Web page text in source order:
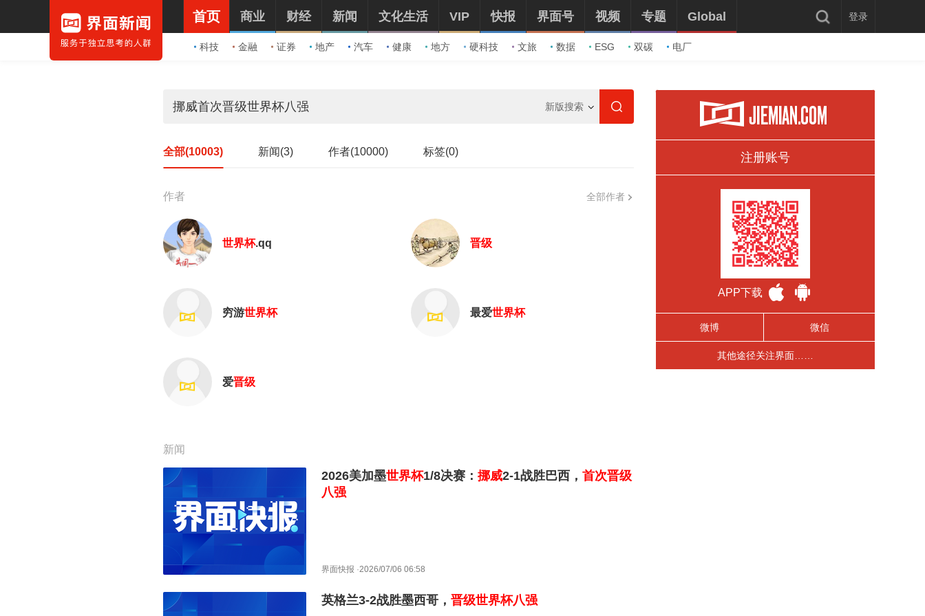
首页
科技 金融 证券 地产 汽车 健康 地方 硬科技 文旅 数据 ESG 双碳 电厂
商业 财经 新闻 文化生活 VIP 快报 界面号 视频 专题 Global 登录
新版搜索
全部(10003) 新闻(3) 作者(10000) 标签(0)
作者 全部作者
世界杯.qq 晋级
穷游世界杯 最爱世界杯
爱晋级
新闻
2026美加墨世界杯1/8决赛： 挪威2-1战胜巴西， 首次晋级
八强
界面快报 ·2026/07/06 06:58
英格兰3-2战胜墨西哥， 晋级世界杯八强
注册账号
APP下载
微博 微信
其他途径关注界面……